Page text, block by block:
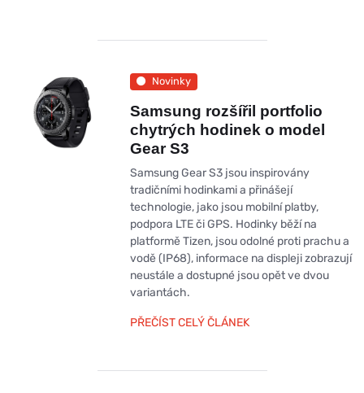
Novinky
Samsung rozšířil portfolio
chytrých hodinek o model
Gear S3
Samsung Gear S3 jsou inspirovány
tradičními hodinkami a přinášejí
technologie, jako jsou mobilní platby,
podpora LTE či GPS. Hodinky běží na
platformě Tizen, jsou odolné proti prachu a
vodě (IP68), informace na displeji zobrazují
neustále a dostupné jsou opět ve dvou
variantách.
PŘEČÍST CELÝ ČLÁNEK